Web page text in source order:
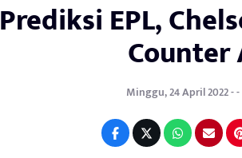
Prediksi EPL,
Minggu, 24 April 2022 -